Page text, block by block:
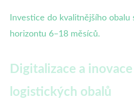
Investice do kvalitnějšího
horizontu 6–18 měsíců.
Digitalizace a
logistických obalů